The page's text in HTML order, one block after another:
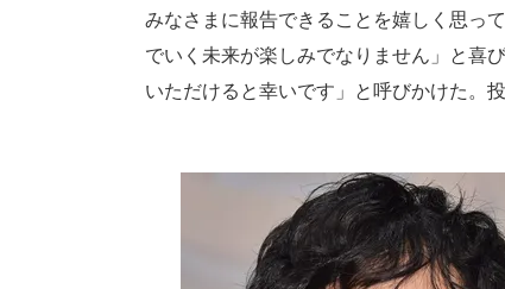
みなさまに報告できることを嬉しく思っ
でいく未来が楽しみでなりません」と喜
いただけると幸いです」と呼びかけた。